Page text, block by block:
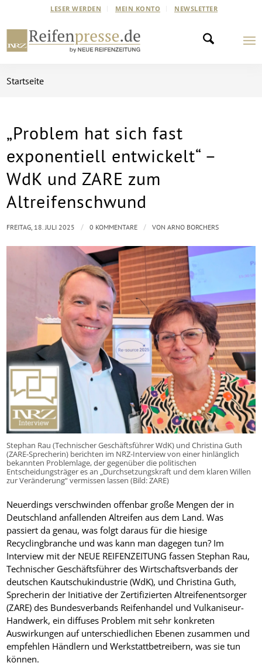
LESER WERDEN MEIN KONTO NEWSLETTER
Startseite
„Problem hat sich fast
exponentiell entwickelt“ –
WdK und ZARE zum
Altreifenschwund
Stephan Rau (Technischer Geschäftsführer WdK) und Christina Guth
(ZARE-Sprecherin) berichten im NRZ-Interview von einer hinlänglich
bekannten Problemlage, der gegenüber die politischen
Entscheidungsträger es an „Durchsetzungskraft und dem klaren Willen
zur Veränderung“ vermissen lassen (Bild: ZARE)
Neuerdings verschwinden offenbar große Mengen der in
Deutschland anfallenden Altreifen aus dem Land. Was
passiert da genau, was folgt daraus für die hiesige
Recyclingbranche und was kann man dagegen tun? Im
Interview mit der NEUE REIFENZEITUNG fassen Stephan Rau,
Technischer Geschäftsführer des Wirtschaftsverbands der
deutschen Kautschukindustrie (WdK), und Christina Guth,
Sprecherin der Initiative der Zertifizierten Altreifenentsorger
(ZARE) des Bundesverbands Reifenhandel und Vulkaniseur-
Handwerk, ein diffuses Problem mit sehr konkreten
Auswirkungen auf unterschiedlichen Ebenen zusammen und
empfehlen Händlern und Werkstattbetreibern, was sie tun
können.
FREITAG, 18. JULI 2025 / 0 KOMMENTARE / VONARNO BORCHERS